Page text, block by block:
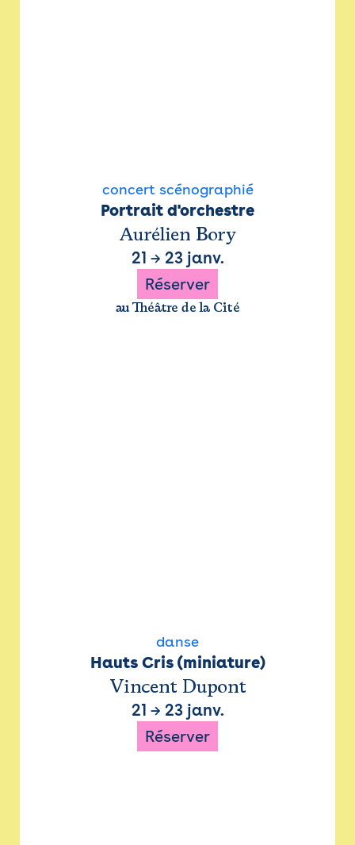
concert scénographié
Portrait d'orchestre
Aurélien Bory
21 → 23 janv.
Réserver
au Théâtre de la Cité
danse
Hauts Cris (miniature)
Vincent Dupont
21 → 23 janv.
Réserver